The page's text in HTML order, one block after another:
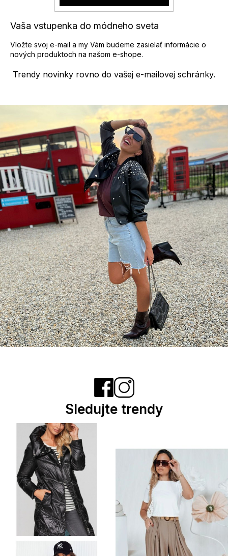
Trendy novinky rovno do vašej e-mailovej schránky.
Vaša vstupenka do módneho sveta
Vložte svoj e-mail a my Vám budeme zasielať informácie o
nových produktoch na našom e-shope.